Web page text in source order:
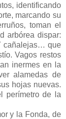
identificando
marcando su
toman el
arbórea dispar:
cañalejas… que
Vagos restos
inermes en la
alamedas de
hojas nuevas.
perímetro de la
y la Fonda, de